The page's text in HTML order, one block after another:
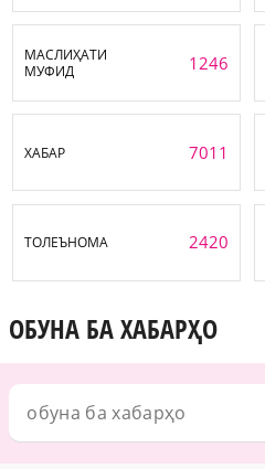
МАСЛИҲАТИ
МУФИД
1246
ХАБАР 7011
ТОЛЕЪНОМА 2420
ОБУНА БА ХАБАРҲО